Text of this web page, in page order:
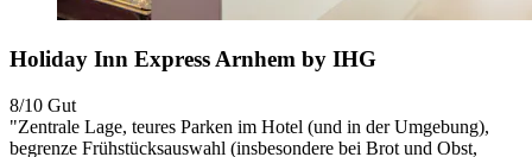
Holiday Inn Express Arnhem by IHG
8/10 Gut
"Zentrale Lage, teures Parken im Hotel (und in der Umgebung),
begrenze Frühstücksauswahl (insbesondere bei Brot und Obst,